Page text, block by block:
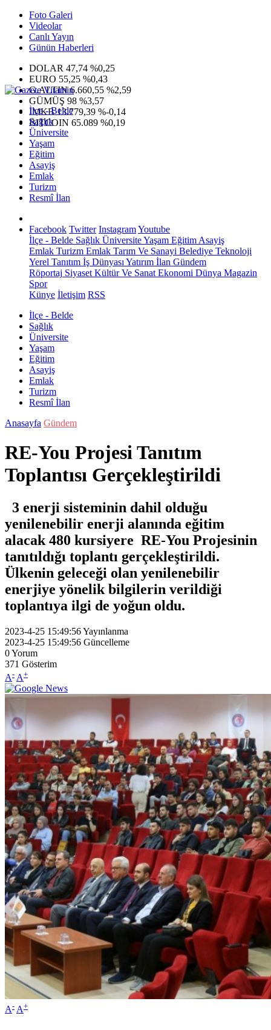
Foto Galeri
Videolar
Canlı Yayın
Günün Haberleri
DOLAR 47,74 %0,25
EURO 55,25 %0,43
G.ALTIN6.660,55 %2,59
GÜMÜŞ 98 %3,57
IMKB13.779,39 %-0,14
BITCOIN 65.089 %0,19
İlçe - Belde
Sağlık
Üniversite
Yaşam
Eğitim
Asayiş
Emlak
Turizm
Resmî İlan
Facebook Twitter InstagramYoutube
İlçe - Belde Sağlık ÜniversiteYaşam Eğitim Asayiş
Emlak Turizm Emlak Tarım Ve Sanayi Belediye Teknoloji
Yerel Tanıtım İş Dünyası Yatırım İlan Gündem
Röportaj Siyaset Kültür Ve Sanat Ekonomi Dünya Magazin
Spor
Künye İletişim RSS
İlçe - Belde
Sağlık
Üniversite
Yaşam
Eğitim
Asayiş
Emlak
Turizm
Resmî İlan
Anasayfa Gündem
RE-You Projesi Tanıtım
Toplantısı Gerçekleştirildi
3 enerji sisteminin dahil olduğu
yenilenebilir enerji alanında eğitim
alacak 480 kursiyere RE-You Projesinin
tanıtıldığı toplantı gerçekleştirildi.
Ülkenin geleceği olan yenilenebilir
enerjiye yönelik bilgilerin verildiği
toplantıya ilgi de yoğun oldu.
2023-4-25 15:49:56Yayınlanma
2023-4-25 15:49:56 Güncelleme
0Yorum
371 Gösterim
A- A+
A- A+